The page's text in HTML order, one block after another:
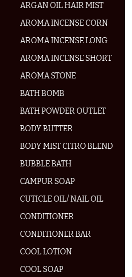
ARGAN OIL HAIR MIST
AROMA INCENSE CORN
AROMA INCENSE LONG
AROMA INCENSE SHORT
AROMA STONE
BATH BOMB
BATH POWDER OUTLET
BODY BUTTER
BODY MIST CITRO BLEND
BUBBLE BATH
CAMPUR SOAP
CUTICLE OIL/ NAIL OIL
CONDITIONER
CONDITIONER BAR
COOL LOTION
COOL SOAP